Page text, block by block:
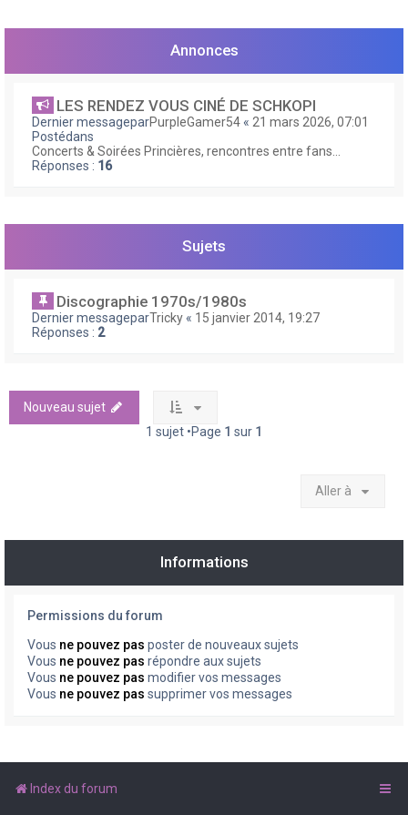
Annonces
LES RENDEZ VOUS CINÉ DE SCHKOPI
Dernier messageparPurpleGamer54 « 21 mars 2026, 07:01
Postédans
Concerts & Soirées Princières, rencontres entre fans...
Réponses : 16
Sujets
Discographie 1970s/1980s
Dernier messageparTricky « 15 janvier 2014, 19:27
Réponses : 2
Nouveau sujet
1 sujet •Page 1 sur 1
Aller à
Informations
Permissions du forum
Vous ne pouvez pas poster de nouveaux sujets
Vous ne pouvez pas répondre aux sujets
Vous ne pouvez pas modifier vos messages
Vous ne pouvez pas supprimer vos messages
Index du forum